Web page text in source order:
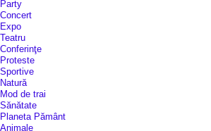
Party
Concert
Expo
Teatru
Conferinţe
Proteste
Sportive
Natură
Mod de trai
Sănătate
Planeta Pământ
Animale